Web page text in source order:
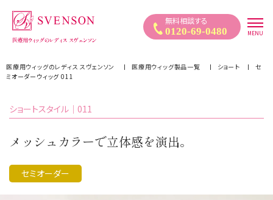
医療用ウィッグ｜自然なウィッグ・かつらのレディススヴェンソン
無料相談する
0120-69-0480 MENU
医療用ウィッグのレディス スヴェンソン 医療用ウィッグ製品一覧 ショート
セ
ミオーダーウィッグ 011
ショートスタイル｜011
メッシュカラーで立体感を演出。
セミオーダー